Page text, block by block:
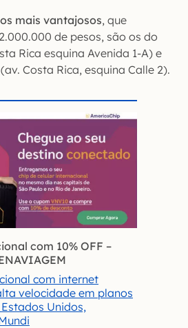
mais vantajosos, que
de pesos, são os do
Rica esquina Avenida 1-A) e
Costa Rica, esquina Calle 2).
com 10% OFF –
com internet
velocidade em planos
Unidos,